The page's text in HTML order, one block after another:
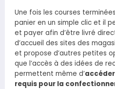
Une fois les courses
panier en un simple clic et il
et payer afin d’être livré
d’accueil des sites des
et propose d’autres petites
que l’accès à des idées de
permettent même d’
requis pour la